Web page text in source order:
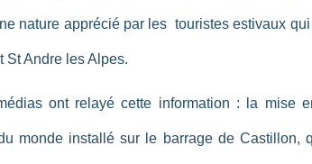
nature apprécié par les touristes estivaux
St Andre les Alpes.
ont relayé cette information : la mise
monde installé sur le barrage de Castillon,